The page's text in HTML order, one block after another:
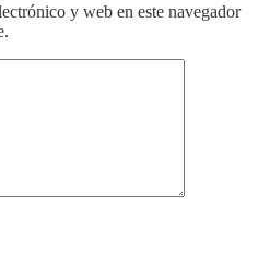
y web en este navegador